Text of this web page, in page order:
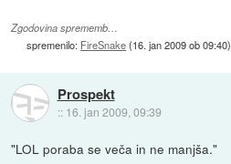
Zgodovina sprememb…
spremenilo: FireSnake(16. jan 2009 ob 09:40)
Prospekt
:: 16. jan 2009, 09:39
"LOL poraba se veča in ne manjša."